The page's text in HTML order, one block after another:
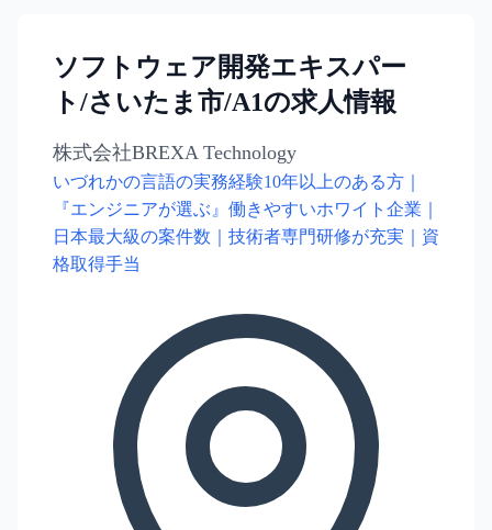
ソフトウェア開発エキスパー
ト/さいたま市/A1の求人情報
株式会社BREXA Technology
いづれかの言語の実務経験10年以上のある方｜
『エンジニアが選ぶ』働きやすいホワイト企業｜
日本最大級の案件数｜技術者専門研修が充実｜資
格取得手当